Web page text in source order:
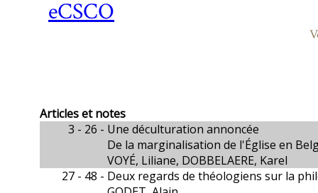
eCSCO
Articles et notes
3 - 26 - Une déculturation annoncée
De la marginalisation de l'Église en
VOYÉ, Liliane, DOBBELAERE, Karel
27 - 48 - Deux regards de théologiens sur la